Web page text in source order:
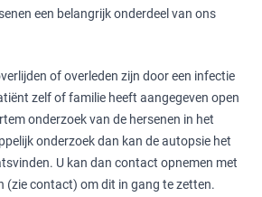
een belangrijk onderdeel van ons
of overleden zijn door een infectie
zelf of familie heeft aangegeven open
onderzoek van de hersenen in het
onderzoek dan kan de autopsie het
U kan dan contact opnemen met
(zie contact) om dit in gang te zetten.